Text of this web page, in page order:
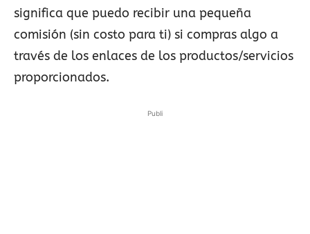
significa que puedo recibir una pequeña
comisión (sin costo para ti) si compras algo a
través de los enlaces de los productos/servicios
proporcionados.
Publi